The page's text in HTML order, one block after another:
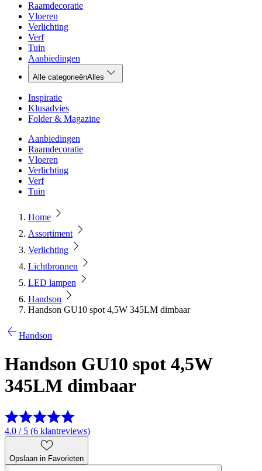
Raamdecoratie
Vloeren
Verlichting
Verf
Tuin
Aanbiedingen
Alle categorieënAlles
Inspiratie
Klusadvies
Folder & Magazine
Aanbiedingen
Raamdecoratie
Vloeren
Verlichting
Verf
Tuin
Home
Assortiment
Verlichting
Lichtbronnen
LED lampen
Handson
Handson GU10 spot 4,5W 345LM dimbaar
Handson
Handson GU10 spot 4,5W
345LM dimbaar
4.0 / 5 (6 klantreviews)
Opslaan in Favorieten